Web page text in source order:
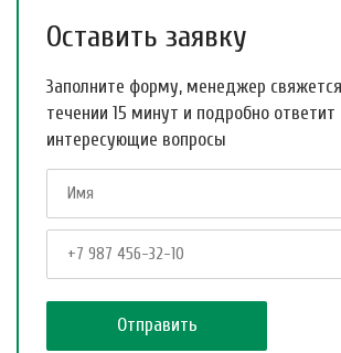
Оставить заявку
Заполните форму, менеджер
течении 15 минут и подробно ответит
интересующие вопросы